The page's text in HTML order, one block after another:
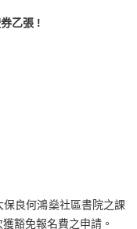
乙張 !
良何鴻燊社區書院之課
豁免報名費之申請。